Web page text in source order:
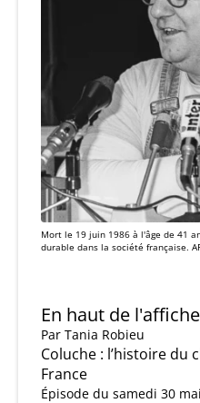
Mort le 19 juin 1986 à l'âge de 41
durable dans la société française.
En haut de l'affiche
Par Tania Robieu
Coluche : l’histoire du
France
Épisode du samedi 30